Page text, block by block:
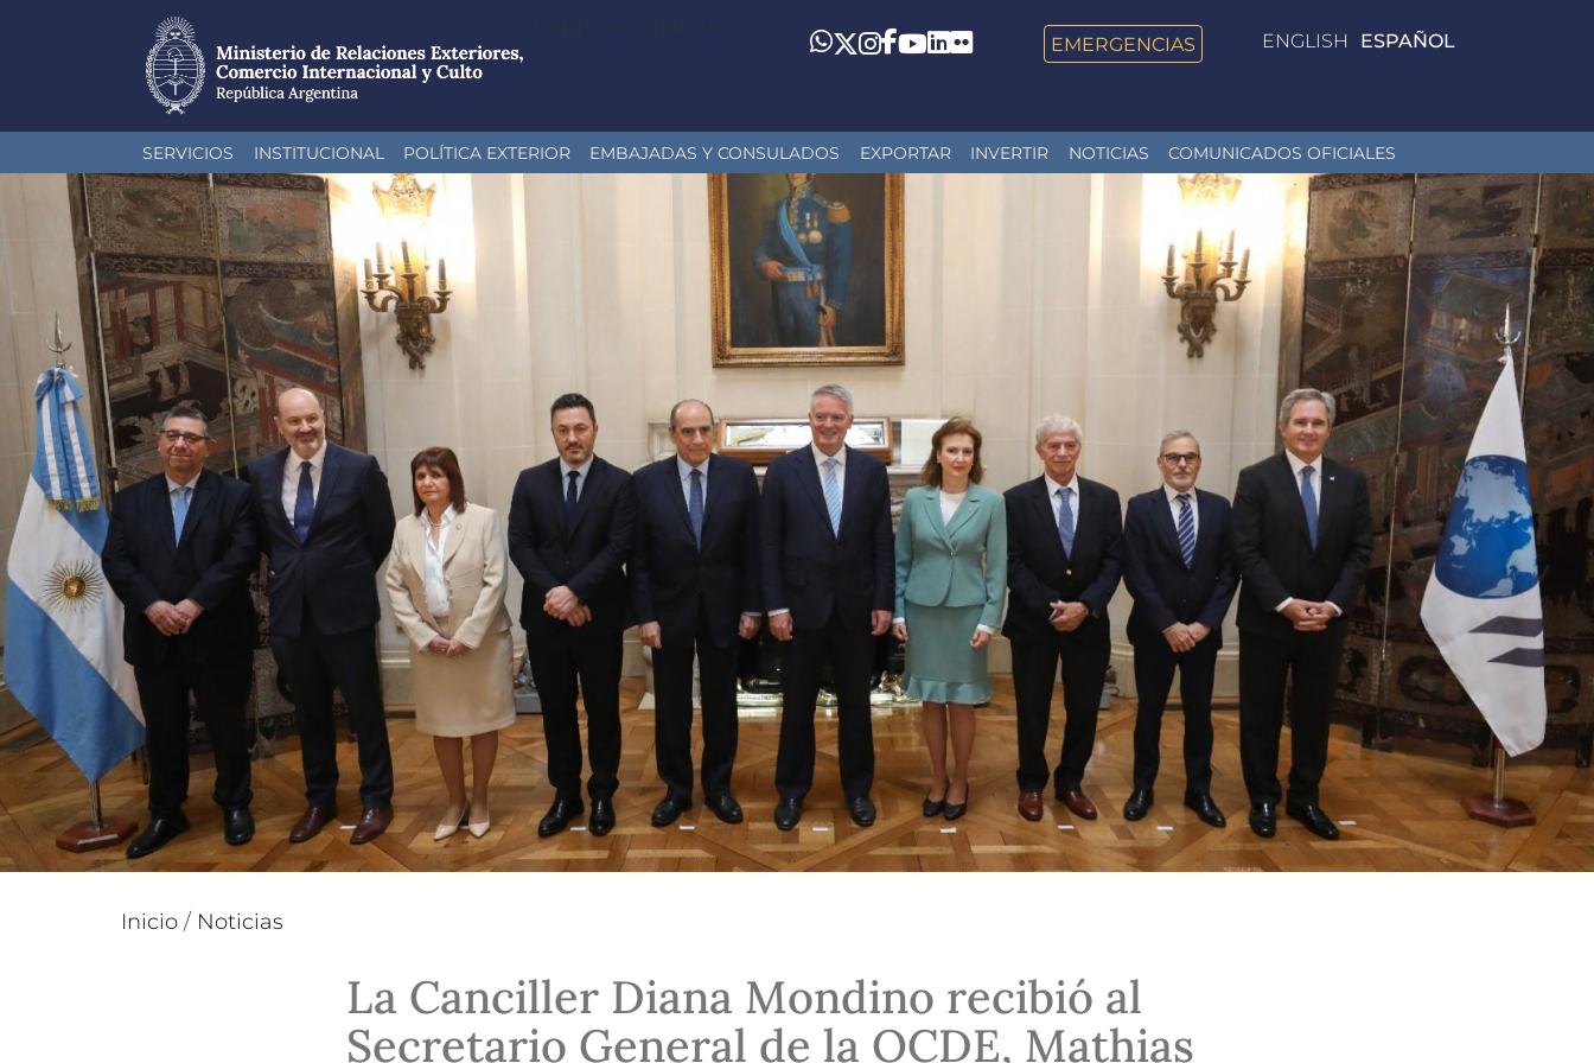
al
contenido
principal
Toggle navigation
ENGLISH ESPAÑOL
Whatsapp
Twitter
Instagram
Facebook
YouTube
LinkedIn
Flickr EMERGENCIAS
SERVICIOS INSTITUCIONAL POLÍTICA EXTERIOR EMBAJADAS Y CONSULADOS EXPORTAR INVERTIR NOTICIAS COMUNICADOS OFICIALES
Inicio / Noticias
La Canciller Diana Mondino recibió al
Secretario General de la OCDE, Mathias